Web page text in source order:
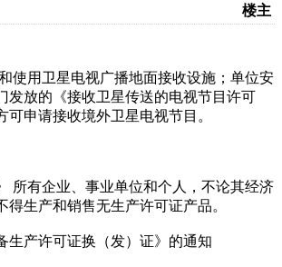
楼主
使用卫星电视广播地面接收设施；单位安
发放的《接收卫星传送的电视节目许可
申请接收境外卫星电视节目。
所有企业、事业单位和个人，不论其经济
生产和销售无生产许可证产品。
生产许可证换（发）证》的通知